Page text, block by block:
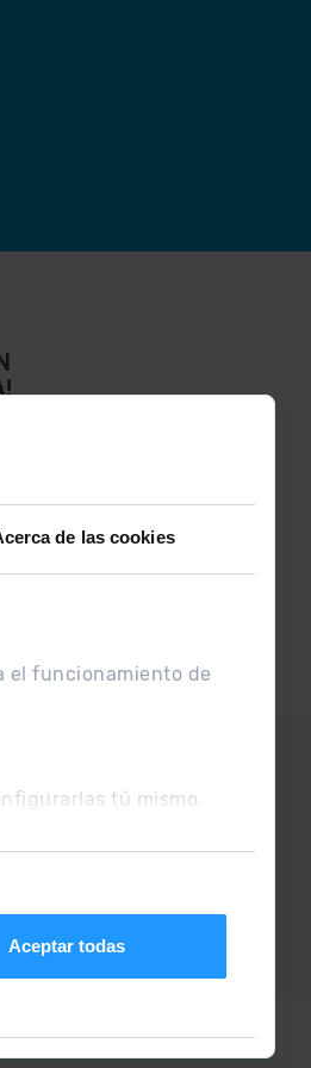
de las cookies
el funcionamiento de
tú mismo,
Aceptar todas